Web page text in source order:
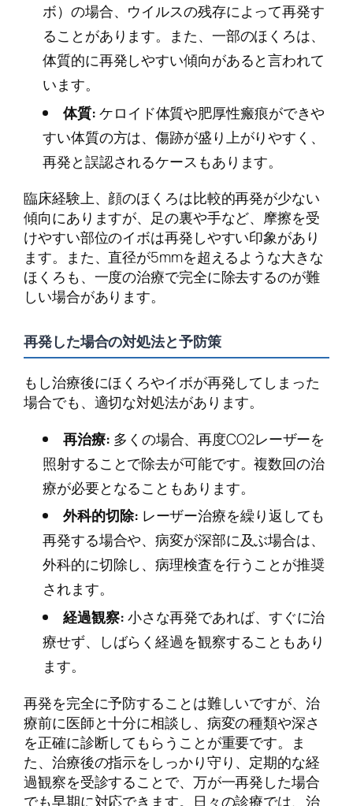
ボ）の場合、ウイルスの残存によって再発す
ることがあります。また、一部のほくろは、
体質的に再発しやすい傾向があると言われて
います。
体質:ケロイド体質や肥厚性瘢痕ができや
すい体質の方は、傷跡が盛り上がりやすく、
再発と誤認されるケースもあります。
臨床経験上、顔のほくろは比較的再発が少ない
傾向にありますが、足の裏や手など、摩擦を受
けやすい部位のイボは再発しやすい印象があり
ます。また、直径が5mmを超えるような大きな
ほくろも、一度の治療で完全に除去するのが難
しい場合があります。
再発した場合の対処法と予防策
もし治療後にほくろやイボが再発してしまった
場合でも、適切な対処法があります。
再治療: 多くの場合、再度CO2レーザーを
照射することで除去が可能です。複数回の治
療が必要となることもあります。
外科的切除: レーザー治療を繰り返しても
再発する場合や、病変が深部に及ぶ場合は、
外科的に切除し、病理検査を行うことが推奨
されます。
経過観察:小さな再発であれば、すぐに治
療せず、しばらく経過を観察することもあり
ます。
再発を完全に予防することは難しいですが、治
療前に医師と十分に相談し、病変の種類や深さ
を正確に診断してもらうことが重要です。ま
た、治療後の指示をしっかり守り、定期的な経
過観察を受診することで、万が一再発した場合
でも早期に対応できます。日々の診療では、治